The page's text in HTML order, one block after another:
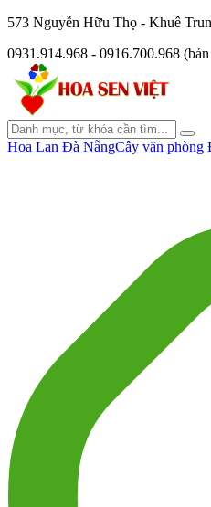
573 Nguyễn Hữu Thọ - Khuê
0931.914.968 - 0916.700.968
Hoa Lan Đà NẵngCây văn phòng